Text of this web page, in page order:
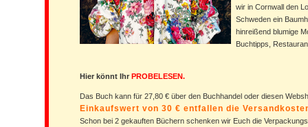
wir in Cornwall den
Schweden ein
hinreißend blumige
Buchtipps,
Hier könnt Ihr PROBELESEN.
Das Buch kann für 27,80 € über den Buchhandel oder diesen
Einkaufswert von 30 € entfallen die
Schon bei 2 gekauften Büchern schenken wir Euch die